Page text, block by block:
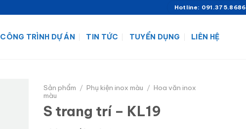
Hotline: 091.375.8686
CÔNG TRÌNH DỰ ÁN TIN TỨC TUYỂN DỤNG LIÊN HỆ
Sản phẩm / Phụ kiện inox màu / Hoa văn inox
màu
S trang trí – KL19